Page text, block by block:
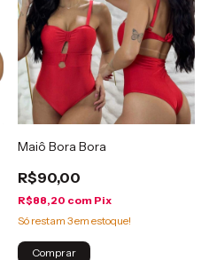
Maiô Bora Bora
R$90,00
R$88,20 com Pix
Só restam 3em estoque!
Comprar